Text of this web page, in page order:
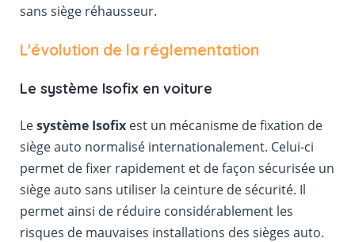
sans siège réhausseur.
L'évolution de la réglementation
Le système Isofix en voiture
Lesystème Isofixest un mécanisme de fixation de
siège auto normalisé internationalement. Celui-ci
permet de fixer rapidement et de façon sécurisée un
siège auto sans utiliser la ceinture de sécurité. Il
permet ainsi de réduire considérablement les
risques de mauvaises installations des sièges auto.